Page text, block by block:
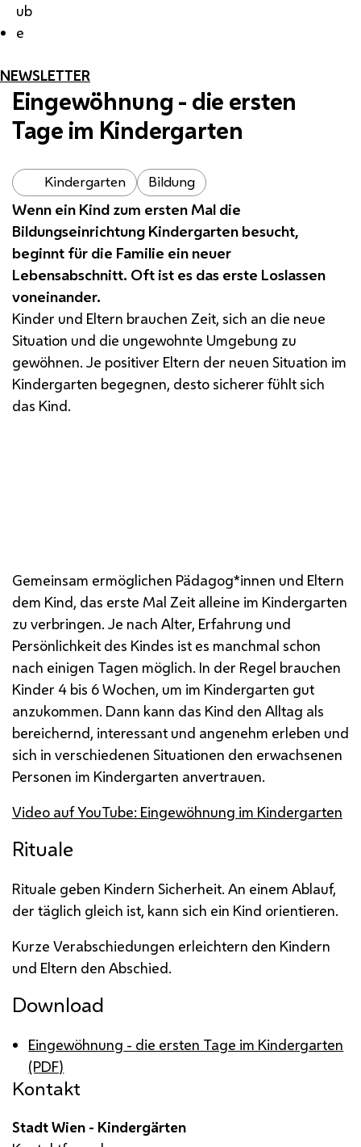
ub
e
NEWSLETTER
Eingewöhnung - die ersten
Tage im Kindergarten
Kindergarten Bildung
Wenn ein Kind zum ersten Mal die
Bildungseinrichtung Kindergarten besucht,
beginnt für die Familie ein neuer
Lebensabschnitt. Oft ist es das erste Loslassen
voneinander.
Kinder und Eltern brauchen Zeit, sich an die neue
Situation und die ungewohnte Umgebung zu
gewöhnen. Je positiver Eltern der neuen Situation im
Kindergarten begegnen, desto sicherer fühlt sich
das Kind.
Gemeinsam ermöglichen Pädagog*innen und Eltern
dem Kind, das erste Mal Zeit alleine im Kindergarten
zu verbringen. Je nach Alter, Erfahrung und
Persönlichkeit des Kindes ist es manchmal schon
nach einigen Tagen möglich. In der Regel brauchen
Kinder 4 bis 6 Wochen, um im Kindergarten gut
anzukommen. Dann kann das Kind den Alltag als
bereichernd, interessant und angenehm erleben und
sich in verschiedenen Situationen den erwachsenen
Personen im Kindergarten anvertrauen.
Video auf YouTube: Eingewöhnung im Kindergarten
Rituale
Rituale geben Kindern Sicherheit. An einem Ablauf,
der täglich gleich ist, kann sich ein Kind orientieren.
Kurze Verabschiedungen erleichtern den Kindern
und Eltern den Abschied.
Download
Eingewöhnung - die ersten Tage im Kindergarten
(PDF)
Kontakt
Stadt Wien - Kindergärten